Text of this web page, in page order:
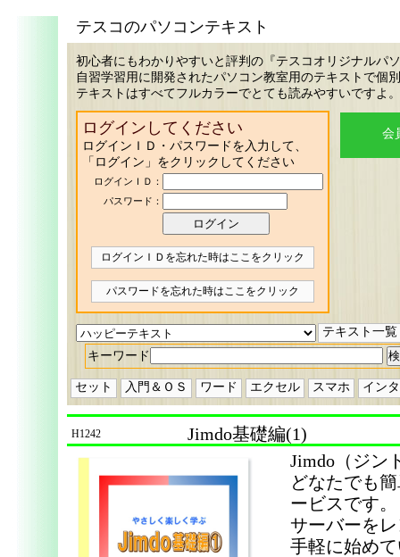
テスコのパソコンテキスト
初心者にもわかりやすいと評判の『テスコオリジナルパ
自習学習用に開発されたパソコン教室用のテキストで個
テキストはすべてフルカラーでとても読みやすいですよ。
ログインしてください
ログインＩＤ・パスワードを入力して、
「ログイン」をクリックしてください
ログインＩＤ：
パスワード：
ログインＩＤを忘れた時はここをクリック
パスワードを忘れた時はここをクリック
会
テキスト一覧
キーワード
セット 入門＆ＯＳ ワード エクセル スマホ イン
H1242 Jimdo基礎編(1)
Jimdo（ジン
どなたでも
ービスです。
サーバーを
手軽に始め